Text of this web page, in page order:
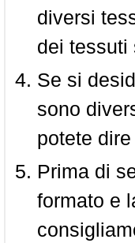
diversi
dei tessuti
Se si
sono
potete
Prima di
formato e